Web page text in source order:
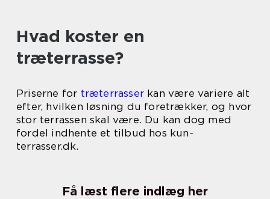
Hvad koster en
træterrasse?
Priserne for træterrasser kan være variere alt
efter, hvilken løsning du foretrækker, og hvor
stor terrassen skal være. Du kan dog med
fordel indhente et tilbud hos kun-
terrasser.dk.
Få læst flere indlæg her